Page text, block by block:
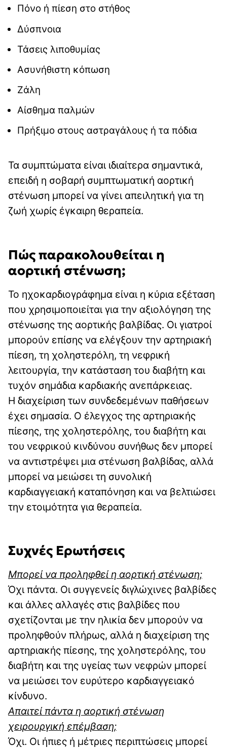
Πόνο ή πίεση στο στήθος
Δύσπνοια
Τάσεις λιποθυμίας
Ασυνήθιστη κόπωση
Ζάλη
Αίσθημα παλμών
Πρήξιμο στους αστραγάλους ή τα πόδια
Τα συμπτώματα είναι ιδιαίτερα σημαντικά,
επειδή η σοβαρή συμπτωματική αορτική
στένωση μπορεί να γίνει απειλητική για τη
ζωή χωρίς έγκαιρη θεραπεία.
Πώς παρακολουθείται η
αορτική στένωση;
Το ηχοκαρδιογράφημα είναι η κύρια εξέταση
που χρησιμοποιείται για την αξιολόγηση της
στένωσης της αορτικής βαλβίδας. Οι γιατροί
μπορούν επίσης να ελέγξουν την αρτηριακή
πίεση, τη χοληστερόλη, τη νεφρική
λειτουργία, την κατάσταση του διαβήτη και
τυχόν σημάδια καρδιακής ανεπάρκειας.
Η διαχείριση των συνδεδεμένων παθήσεων
έχει σημασία. Ο έλεγχος της αρτηριακής
πίεσης, της χοληστερόλης, του διαβήτη και
του νεφρικού κινδύνου συνήθως δεν μπορεί
να αντιστρέψει μια στένωση βαλβίδας, αλλά
μπορεί να μειώσει τη συνολική
καρδιαγγειακή καταπόνηση και να βελτιώσει
την ετοιμότητα για θεραπεία.
Συχνές Ερωτήσεις
Μπορεί να προληφθεί η αορτική στένωση;
Όχι πάντα. Οι συγγενείς διγλώχινες βαλβίδες
και άλλες αλλαγές στις βαλβίδες που
σχετίζονται με την ηλικία δεν μπορούν να
προληφθούν πλήρως, αλλά η διαχείριση της
αρτηριακής πίεσης, της χοληστερόλης, του
διαβήτη και της υγείας των νεφρών μπορεί
να μειώσει τον ευρύτερο καρδιαγγειακό
κίνδυνο.
Απαιτεί πάντα η αορτική στένωση
χειρουργική επέμβαση;
Όχι. Οι ήπιες ή μέτριες περιπτώσεις μπορεί